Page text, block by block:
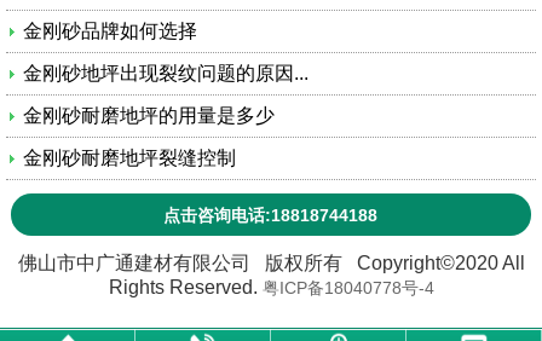
金刚砂品牌如何选择
金刚砂地坪出现裂纹问题的原因...
金刚砂耐磨地坪的用量是多少
金刚砂耐磨地坪裂缝控制
点击咨询电话:18818744188
佛山市中广通建材有限公司 版权所有 Copyright©2020 All
Rights Reserved. 粤ICP备18040778号-4